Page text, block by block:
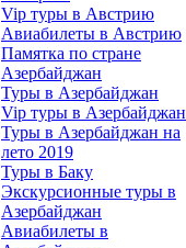
Vip туры в Австрию
Авиабилеты в Австрию
Памятка по стране
Азербайджан
Туры в Азербайджан
Vip туры в Азербайджан
Туры в Азербайджан на
лето 2019
Туры в Баку
Экскурсионные туры в
Азербайджан
Авиабилеты в